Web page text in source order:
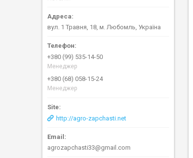
вул. 1 Травня, 18, м. Любомль, Україна
+380 (99) 535-14-50
Менеджер
+380 (68) 058-15-24
Менеджер
http://agro-zapchasti.net
agrozapchasti33@gmail.com